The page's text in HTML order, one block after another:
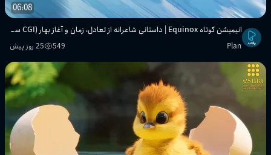
06:08
انیمیشن کوتاه Equinox | داستانی شاعرانه از تعادل، زمان و آغاز بهار (CGI سه‌بعدی)
Plan
549 25 روز پیش